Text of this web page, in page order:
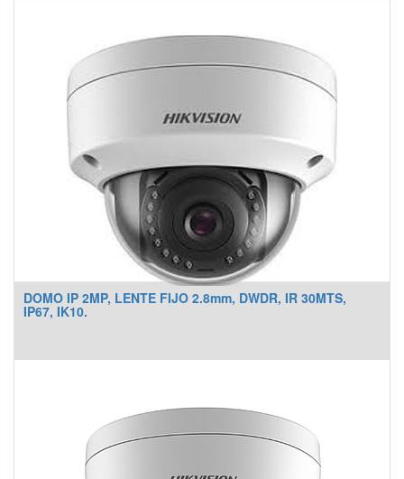
DOMO IP 2MP, LENTE FIJO 2.8mm, DWDR, IR 30MTS,
IP67, IK10.